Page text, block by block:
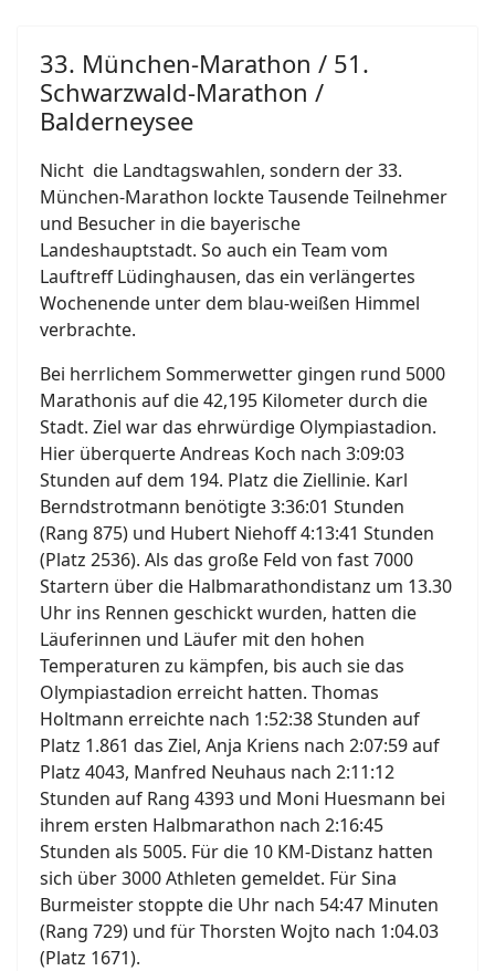
33. München-Marathon / 51.
Schwarzwald-Marathon /
Balderneysee
Nicht die Landtagswahlen, sondern der 33.
München-Marathon lockte Tausende Teilnehmer
und Besucher in die bayerische
Landeshauptstadt. So auch ein Team vom
Lauftreff Lüdinghausen, das ein verlängertes
Wochenende unter dem blau-weißen Himmel
verbrachte.
Bei herrlichem Sommerwetter gingen rund 5000
Marathonis auf die 42,195 Kilometer durch die
Stadt. Ziel war das ehrwürdige Olympiastadion.
Hier überquerte Andreas Koch nach 3:09:03
Stunden auf dem 194. Platz die Ziellinie. Karl
Berndstrotmann benötigte 3:36:01 Stunden
(Rang 875) und Hubert Niehoff 4:13:41 Stunden
(Platz 2536). Als das große Feld von fast 7000
Startern über die Halbmarathondistanz um 13.30
Uhr ins Rennen geschickt wurden, hatten die
Läuferinnen und Läufer mit den hohen
Temperaturen zu kämpfen, bis auch sie das
Olympiastadion erreicht hatten. Thomas
Holtmann erreichte nach 1:52:38 Stunden auf
Platz 1.861 das Ziel, Anja Kriens nach 2:07:59 auf
Platz 4043, Manfred Neuhaus nach 2:11:12
Stunden auf Rang 4393 und Moni Huesmann bei
ihrem ersten Halbmarathon nach 2:16:45
Stunden als 5005. Für die 10 KM-Distanz hatten
sich über 3000 Athleten gemeldet. Für Sina
Burmeister stoppte die Uhr nach 54:47 Minuten
(Rang 729) und für Thorsten Wojto nach 1:04.03
(Platz 1671).